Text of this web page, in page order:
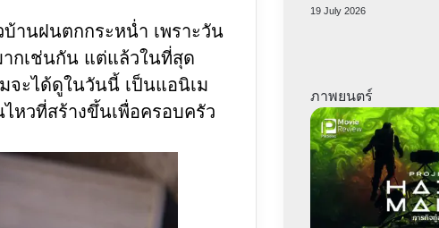
านฝนตกกระหน่ำ เพราะวัน
กเช่นกัน แต่แล้วในที่สุด
จะได้ดูในวันนี้ เป็นแอนิเม
หวที่สร้างขึ้นเพื่อครอบครัว
19 July 2026
ภาพยนตร์